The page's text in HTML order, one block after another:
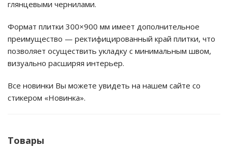
глянцевыми чернилами.
Формат плитки 300×900 мм имеет дополнительное
преимущество — ректифицированный край плитки, что
позволяет осуществить укладку с минимальным швом,
визуально расширяя интерьер.
Все новинки Вы можете увидеть на нашем сайте со
стикером «Новинка».
Товары